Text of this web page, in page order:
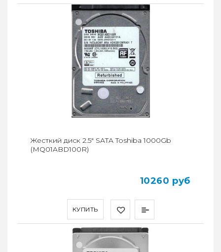
КУПИТЬ
Жесткий диск 2.5" SATA Toshiba 1000Gb
(MQ01ABD100R)
10260 руб